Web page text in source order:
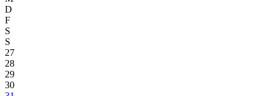
D
F
S
S
27
28
29
30